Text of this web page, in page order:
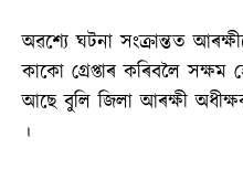
অৱশ্যে ঘটনা সংক্ৰান্তত
কাকো গ্ৰেপ্তাৰ কৰিবলৈ
আছে বুলি জিলা আৰক্ষী
।